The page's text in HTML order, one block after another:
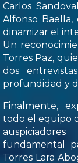
Carlos
Alfonso
dinamizar el
Un
Torres Paz,
dos
profundidad y
Finalmente,
todo el equipo
fundamental
Torres Lara